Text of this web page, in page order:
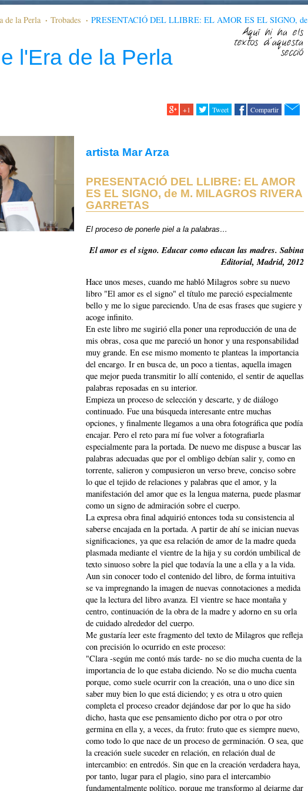
de la Perla Trobades
PRESENTACIÓ DEL LLIBRE: EL AMOR ES EL SIGNO, de
Aquí hi ha els
textos d'aquesta
secció
l'Era de la Perla
+1 Tweet Compartir
artista Mar Arza
PRESENTACIÓ DEL LLIBRE: EL AMOR
ES EL SIGNO, de M. MILAGROS RIVERA
GARRETAS
El proceso de ponerle piel a la palabras…
El amor es el signo. Educar como educan las madres. Sabina
Editorial, Madrid, 2012
Hace unos meses, cuando me habló Milagros sobre su nuevo
libro "El amor es el signo" el título me pareció especialmente
bello y me lo sigue pareciendo. Una de esas frases que sugiere y
acoge infinito.
En este libro me sugirió ella poner una reproducción de una de
mis obras, cosa que me pareció un honor y una responsabilidad
muy grande. En ese mismo momento te planteas la importancia
del encargo. Ir en busca de, un poco a tientas, aquella imagen
que mejor pueda transmitir lo allí contenido, el sentir de aquellas
palabras reposadas en su interior.
Empieza un proceso de selección y descarte, y de diálogo
continuado. Fue una búsqueda interesante entre muchas
opciones, y finalmente llegamos a una obra fotográfica que podía
encajar. Pero el reto para mí fue volver a fotografiarla
especialmente para la portada. De nuevo me dispuse a buscar las
palabras adecuadas que por el ombligo debían salir y, como en
torrente, salieron y compusieron un verso breve, conciso sobre
lo que el tejido de relaciones y palabras que el amor, y la
manifestación del amor que es la lengua materna, puede plasmar
como un signo de admiración sobre el cuerpo.
La expresa obra final adquirió entonces toda su consistencia al
saberse encajada en la portada. A partir de ahí se inician nuevas
significaciones, ya que esa relación de amor de la madre queda
plasmada mediante el vientre de la hija y su cordón umbilical de
texto sinuoso sobre la piel que todavía la une a ella y a la vida.
Aun sin conocer todo el contenido del libro, de forma intuitiva
se va impregnando la imagen de nuevas connotaciones a medida
que la lectura del libro avanza. El vientre se hace montaña y
centro, continuación de la obra de la madre y adorno en su orla
de cuidado alrededor del cuerpo.
Me gustaría leer este fragmento del texto de Milagros que refleja
con precisión lo ocurrido en este proceso:
"Clara -según me contó más tarde- no se dio mucha cuenta de la
importancia de lo que estaba diciendo. No se dio mucha cuenta
porque, como suele ocurrir con la creación, una o uno dice sin
saber muy bien lo que está diciendo; y es otra u otro quien
completa el proceso creador dejándose dar por lo que ha sido
dicho, hasta que ese pensamiento dicho por otra o por otro
germina en ella y, a veces, da fruto: fruto que es siempre nuevo,
como todo lo que nace de un proceso de germinación. O sea, que
la creación suele suceder en relación, en relación dual de
intercambio: en entredós. Sin que en la creación verdadera haya,
por tanto, lugar para el plagio, sino para el intercambio
fundamentalmente político, porque me transformo al dejarme dar